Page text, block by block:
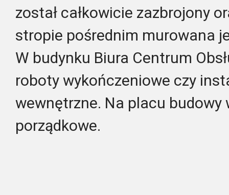
został całkowicie zazbrojony
stropie pośrednim murowana
W budynku Biura Centrum
roboty wykończeniowe czy
wewnętrzne. Na placu budowy
porządkowe.